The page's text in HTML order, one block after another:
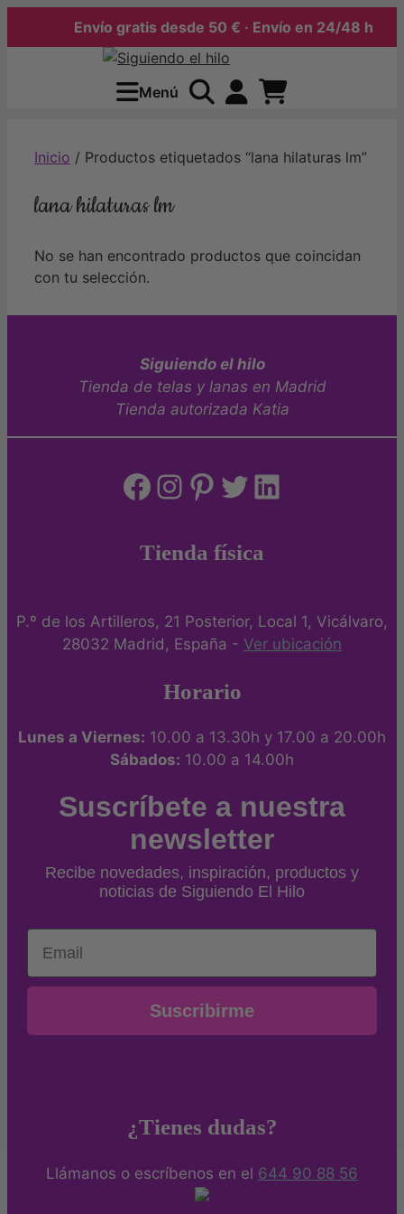
Envío gratis desde 50 € · Envío en 24/48 h
Menú
Inicio / Productos etiquetados “lana hilaturas lm”
lana hilaturas lm
No se han encontrado productos que coincidan
con tu selección.
Siguiendo el hilo
Tienda de telas y lanas en Madrid
Tienda autorizada Katia
Facebook
Instagram
Pinterest
Twitter
LinkedIn
Tienda física
P.º de los Artilleros, 21 Posterior, Local 1, Vicálvaro,
28032 Madrid, España - Ver ubicación
Horario
Lunes a Viernes: 10.00 a 13.30h y 17.00 a 20.00h
Sábados: 10.00 a 14.00h
Suscríbete a nuestra
newsletter
Recibe novedades, inspiración, productos y
noticias de Siguiendo El Hilo
Email
Suscribirme
¿Tienes dudas?
Llámanos o escríbenos en el 644 90 88 56